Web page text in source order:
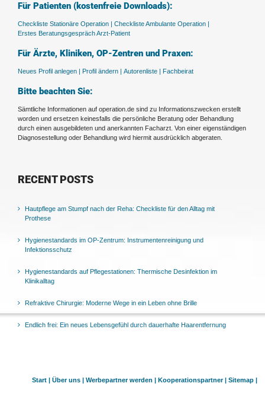
Für Patienten (kostenfreie Downloads):
Checkliste Stationäre Operation | Checkliste Ambulante Operation |
Erstes Beratungsgespräch Arzt-Patient
Für Ärzte, Kliniken, OP-Zentren und Praxen:
Neues Profil anlegen | Profil ändern | Autorenliste | Fachbeirat
Bitte beachten Sie:
Sämtliche Informationen auf operation.de sind zu Informationszwecken erstellt
worden und ersetzen keinesfalls die persönliche Beratung oder Behandlung
durch einen ausgebildeten und anerkannten Facharzt. Von einer eigenständigen
Diagnosestellung oder Behandlung wird hiermit ausdrücklich abgeraten.
RECENT POSTS
Hautpflege am Stumpf nach der Reha: Checkliste für den Alltag mit
Prothese
Hygienestandards im OP-Zentrum: Instrumentenreinigung und
Infektionsschutz
Hygienestandards auf Pflegestationen: Thermische Desinfektion im
Klinikalltag
Refraktive Chirurgie: Moderne Wege in ein Leben ohne Brille
Endlich frei: Ein neues Lebensgefühl durch dauerhafte Haarentfernung
Start | Über uns | Werbepartner werden | Kooperationspartner | Sitemap |